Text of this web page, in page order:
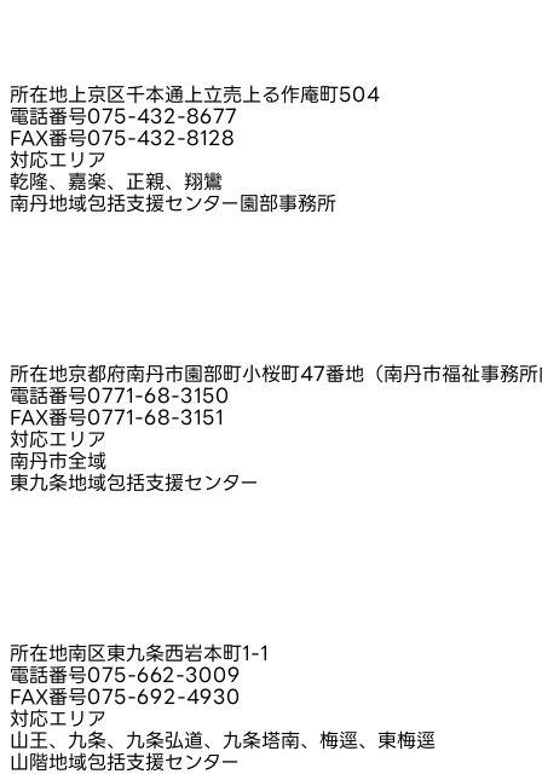
所在地 上京区千本通上立売上る作庵町504
電話番号075-432-8677
FAX番号075-432-8128
対応エリア
乾隆、嘉楽、正親、翔鸞
南丹地域包括支援センター園部事務所
所在地京都府南丹市園部町小桜町47番地（南丹市福祉事務
電話番号0771-68-3150
FAX番号0771-68-3151
対応エリア
南丹市全域
東九条地域包括支援センター
所在地南区東九条西岩本町1-1
電話番号075-662-3009
FAX番号075-692-4930
対応エリア
山王、九条、九条弘道、九条塔南、梅逕、東梅逕
山階地域包括支援センター